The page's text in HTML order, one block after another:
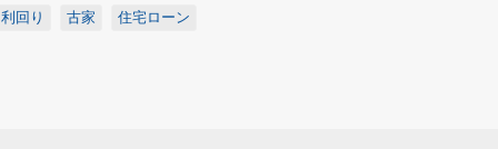
利回り 古家 住宅ローン